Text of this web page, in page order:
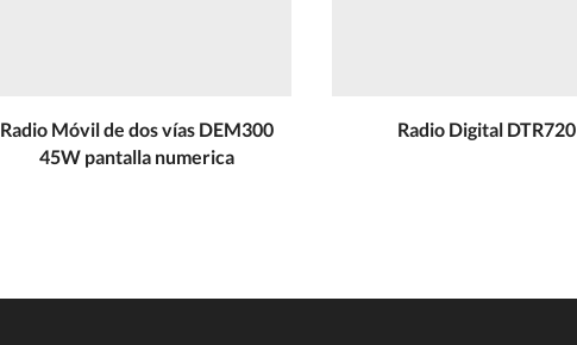
Radio Móvil de dos vías DEM300
45W pantalla numerica
Radio Digital DTR720